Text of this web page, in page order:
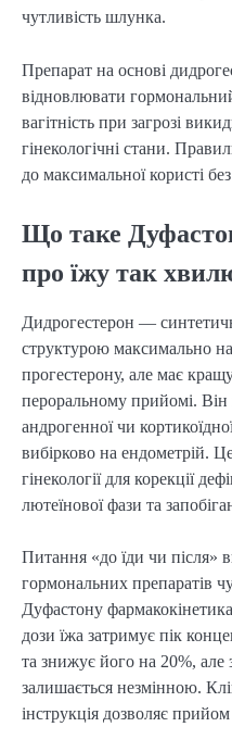
чутливість шлунка.
Препарат на основі
відновлювати
вагітність при загрозі
гінекологічні стани.
до максимальної користі
Що таке
про їжу так
Дидрогестерон —
структурою максимально
прогестерону, але має
пероральному прийомі. Він
андрогенної чи
вибірково на ендометрій.
гінекології для корекції
лютеїнової фази та
Питання «до їди чи після»
гормональних препаратів
Дуфастону
дози їжа затримує пік
та знижує його на 20%, але
залишається незмінною.
інструкція дозволяє